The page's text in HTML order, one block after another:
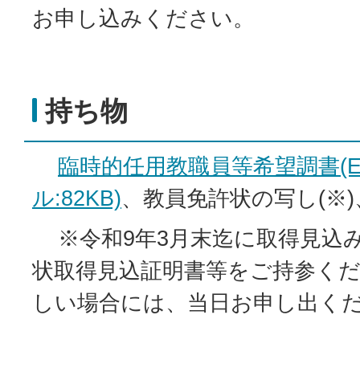
お申し込みください。
持ち物
臨時的任用教職員等希望調書
ル:82KB)、教員免許状の写し(※)
※令和9年3月末迄に取得見込
状取得見込証明書等をご持参く
しい場合には、当日お申し出く